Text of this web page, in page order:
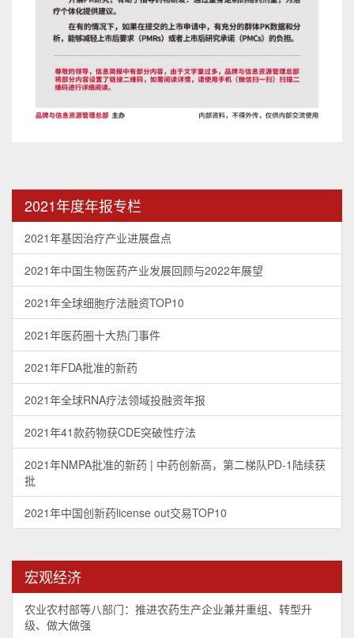
2021年度年报专栏
2021年基因治疗产业进展盘点
2021年中国生物医药产业发展回顾与2022年展望
2021年全球细胞疗法融资TOP10
2021年医药圈十大热门事件
2021年FDA批准的新药
2021年全球RNA疗法领域投融资年报
2021年41款药物获CDE突破性疗法
2021年NMPA批准的新药 | 中药创新高，第二梯队PD-1陆续获
批
2021年中国创新药license out交易TOP10
宏观经济
农业农村部等八部门：推进农药生产企业兼并重组、转型升
级、做大做强